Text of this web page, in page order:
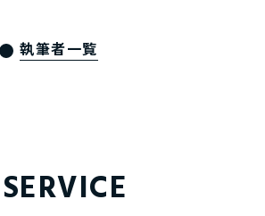
執筆者一覧
SERVICE